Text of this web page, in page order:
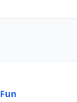
Fun